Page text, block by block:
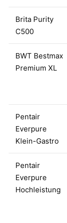
Brita Purity
C500
BWT Bestmax
Premium XL
Pentair
Everpure
Klein-Gastro
Pentair
Everpure
Hochleistung